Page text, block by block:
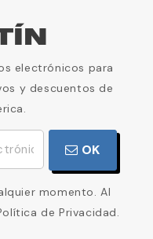
electrónicos para
y descuentos de
OK
momento. Al
de Privacidad.